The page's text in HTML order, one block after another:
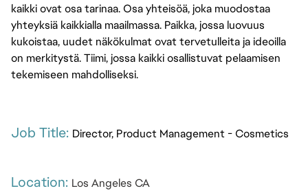
kaikki ovat osa tarinaa. Osa yhteisöä, joka muodostaa
yhteyksiä kaikkialla maailmassa. Paikka, jossa luovuus
kukoistaa, uudet näkökulmat ovat tervetulleita ja ideoilla
on merkitystä. Tiimi, jossa kaikki osallistuvat pelaamisen
tekemiseen mahdolliseksi.
Job Title: Director, Product Management - Cosmetics
Location: Los Angeles CA